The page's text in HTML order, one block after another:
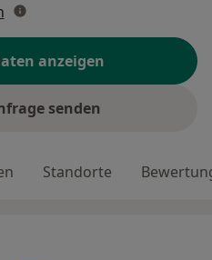
anzeigen
senden
Standorte